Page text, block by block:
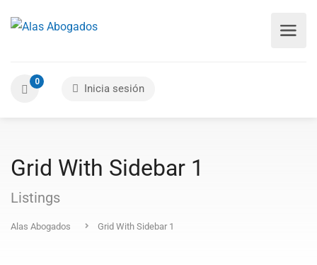
0
Inicia sesión
Grid With Sidebar 1
Listings
Alas Abogados Grid With Sidebar 1